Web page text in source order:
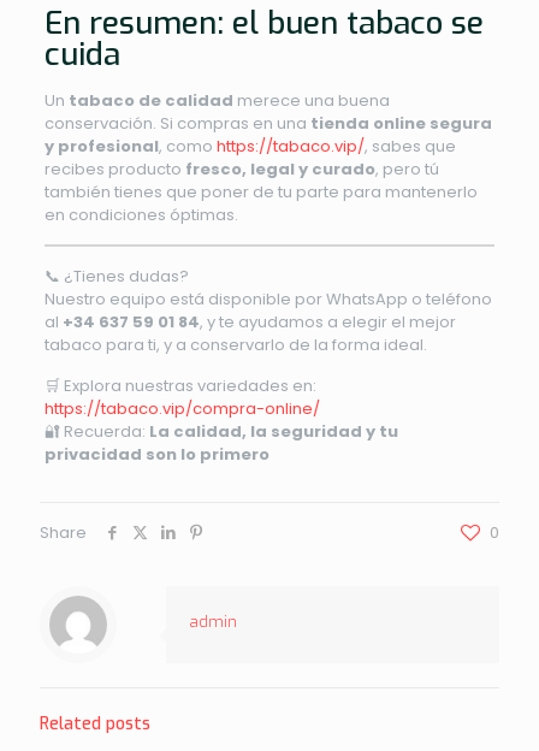
En resumen: el buen tabaco se
cuida
Un tabaco de calidad merece una buena
conservación. Si compras en una tienda online segura
y profesional, como https://tabaco.vip/, sabes que
recibes producto fresco, legal y curado, pero tú
también tienes que poner de tu parte para mantenerlo
en condiciones óptimas.
📞 ¿Tienes dudas?
Nuestro equipo está disponible por WhatsApp o teléfono
al +34 637 59 01 84, y te ayudamos a elegir el mejor
tabaco para ti, y a conservarlo de la forma ideal.
🛒 Explora nuestras variedades en:
https://tabaco.vip/compra-online/
🔐 Recuerda: La calidad, la seguridad y tu
privacidad son lo primero
Share 0
admin
Related posts